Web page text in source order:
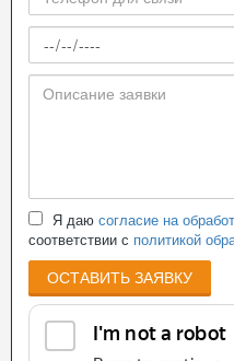
Я даю согласие на
соответствии с политикой
ОСТАВИТЬ ЗАЯВКУ